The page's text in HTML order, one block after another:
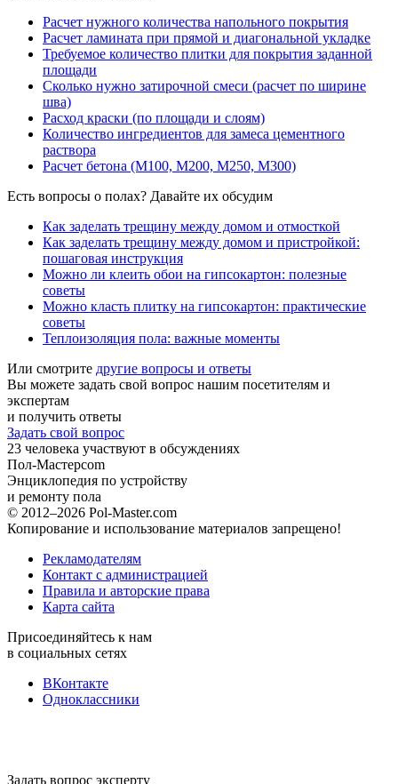
Расчет нужного количества напольного покрытия
Расчет ламината при прямой и диагональной укладке
Требуемое количество плитки для покрытия заданной
площади
Сколько нужно затирочной смеси (расчет по ширине
шва)
Расход краски (по площади и слоям)
Количество ингредиентов для замеса цементного
раствора
Расчет бетона (М100, М200, М250, М300)
Есть вопросы о полах? Давайте их обсудим
Как заделать трещину между домом и отмосткой
Как заделать трещину между домом и пристройкой:
пошаговая инструкция
Можно ли клеить обои на гипсокартон: полезные
советы
Можно класть плитку на гипсокартон: практические
советы
Теплоизоляция пола: важные моменты
Или смотрите другие вопросы и ответы
Вы можете задать свой вопрос нашим посетителям и
экспертам
и получить ответы
Задать свой вопрос
23 человека участвуют в обсуждениях
Пол-Мастерcom
Энциклопедия по устройству
и ремонту пола
© 2012–2026 Pol-Master.com
Копирование и использование материалов запрещено!
Рекламодателям
Контакт с администрацией
Правила и авторские права
Карта сайта
Присоединяйтесь к нам
в социальных сетях
ВКонтакте
Одноклассники
Задать вопрос эксперту